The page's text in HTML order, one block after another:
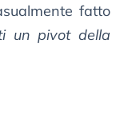
fatto
un pivot della